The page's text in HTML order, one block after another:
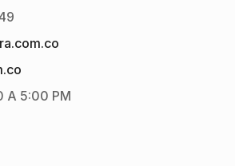
A 5:00 PM